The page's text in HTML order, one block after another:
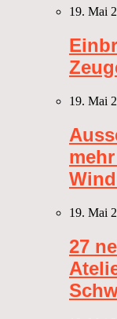
19. Mai
19. Mai
19. Mai
27